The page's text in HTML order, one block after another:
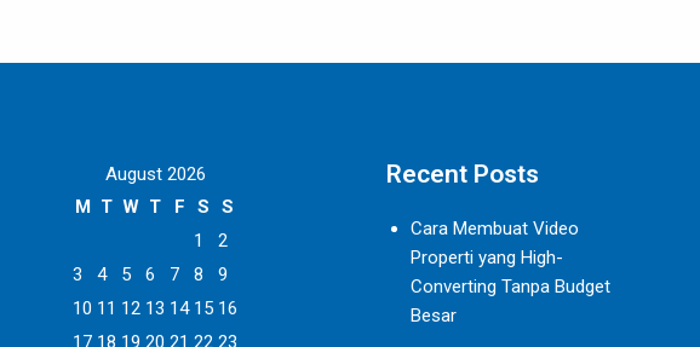
August 2026
M T W T F S
S
1
2
3
4 5 6 7 8
9
10 11 12 13 14 15 16
17 18 19 20 21 22 23
Recent Posts
Cara Membuat Video
Properti yang High-
Converting Tanpa Budget
Besar